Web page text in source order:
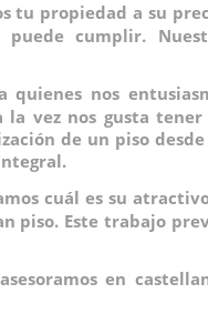
tu propiedad a su
cumplir.
quienes nos
la vez nos gusta tener
de un piso desde
cuál es su
piso. Este trabajo
en